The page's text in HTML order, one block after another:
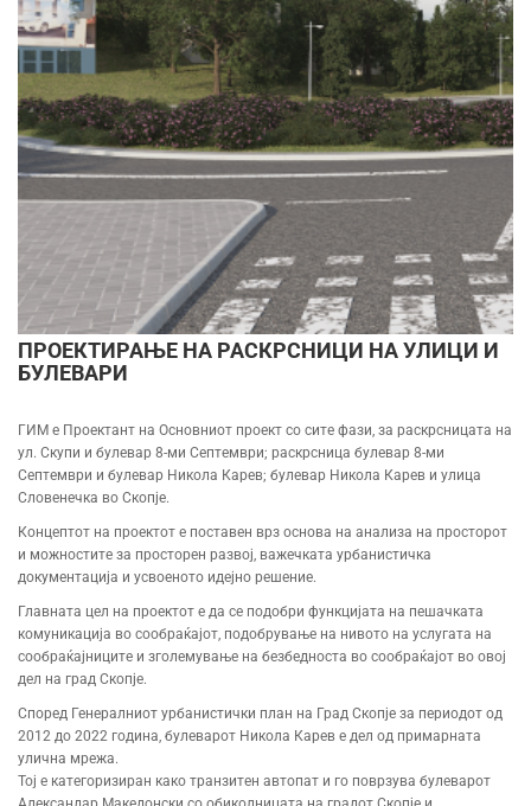
ПРОЕКТИРАЊЕ НА РАСКРСНИЦИ НА УЛИЦИ И
БУЛЕВАРИ
ГИМ е Проектант на Основниот проект со сите фази, за раскрсницата на
ул. Скупи и булевар 8-ми Септември; раскрсница булевар 8-ми
Септември и булевар Никола Карев; булевар Никола Карев и улица
Словенечка во Скопје.
Концептот на проектот e поставен врз основа на анализа на просторот
и можностите за просторен развој, важечката урбанистичка
документација и усвоеното идејно решение.
Главната цел на проектот е да се подобри функцијата на пешачката
комуникација во сообраќајот, подобрување на нивото на услугата на
сообраќајниците и зголемување на безбедноста во сообраќајот во овој
дел на град Скопје.
Според Генералниот урбанистички план на Град Скопје за периодот од
2012 до 2022 година, булеварот Никола Карев е дел од примарната
улична мрежа.
Тој е категоризиран како транзитен автопат и го поврзува булеварот